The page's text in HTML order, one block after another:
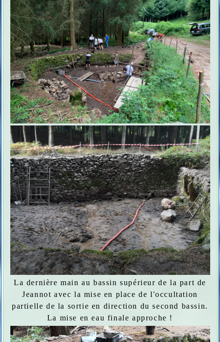
La dernière main au bassin supérieur de la part de
Jeannot avec la mise en place de l'occultation
partielle de la sortie en direction du second bassin.
La mise en eau finale approche !